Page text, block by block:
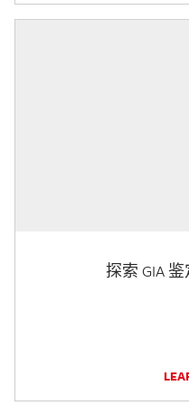
探索 GIA